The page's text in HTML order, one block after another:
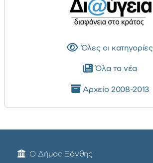
Όλες οι κατηγορίες
Όλα τα νέα
Αρχείο 2008-2013
Ο Δήμος Ξάνθης